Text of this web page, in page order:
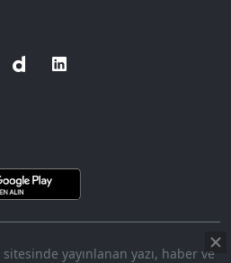
yayınlanan yazı, haber ve